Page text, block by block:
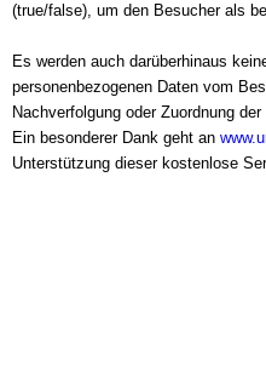
(true/false), um den Besucher als
Es werden auch darüberhinaus
personenbezogenen Daten vom
Nachverfolgung oder Zuordnung
Ein besonderer Dank geht an
Unterstützung dieser kostenlose